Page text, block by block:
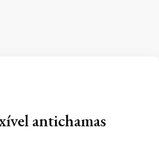
antichamas